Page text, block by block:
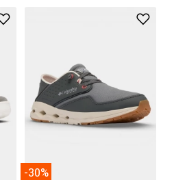
-30%